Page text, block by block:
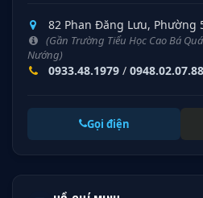
82 Phan Đăng Lưu, Phường
(Gần Trường Tiểu Học Cao Bá
Nướng)
0933.48.1979 / 0948.02.07.88
Gọi điện